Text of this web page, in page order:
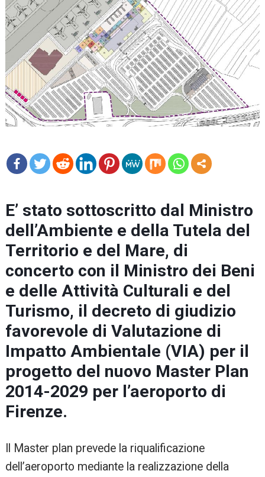
re
E’ stato sottoscritto dal Ministro
dell’Ambiente e della Tutela del
Territorio e del Mare, di
concerto con il Ministro dei Beni
e delle Attività Culturali e del
Turismo, il decreto di giudizio
favorevole di Valutazione di
Impatto Ambientale (VIA) per il
progetto del nuovo Master Plan
2014-2029 per l’aeroporto di
Firenze.
Il Master plan prevede la riqualificazione
dell’aeroporto mediante la realizzazione della